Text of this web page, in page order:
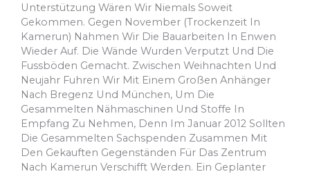
Unterstützung Wären Wir Niemals Soweit
Gekommen. Gegen November (Trockenzeit In
Kamerun) Nahmen Wir Die Bauarbeiten In Enwen
Wieder Auf. Die Wände Wurden Verputzt Und Die
Fussböden Gemacht. Zwischen Weihnachten Und
Neujahr Fuhren Wir Mit Einem Großen Anhänger
Nach Bregenz Und München, Um Die
Gesammelten Nähmaschinen Und Stoffe In
Empfang Zu Nehmen, Denn Im Januar 2012 Sollten
Die Gesammelten Sachspenden Zusammen Mit
Den Gekauften Gegenständen Für Das Zentrum
Nach Kamerun Verschifft Werden. Ein Geplanter